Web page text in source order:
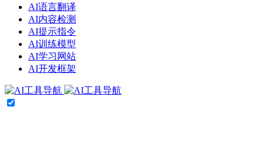
AI语言翻译
AI内容检测
AI提示指令
AI训练模型
AI学习网站
AI开发框架